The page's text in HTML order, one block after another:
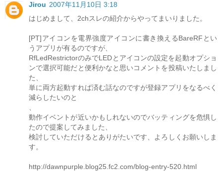
Jirou 2007年11月10日 3:18
はじめまして、2chスレの紹介からやってまいりました。
[PT]アイコンを電界強度アイコンに書き換えるBareRFとい
うアプリが有るのですが、
RfLedRestrictorのみでLEDとアイコンの設定を起動オプショ
ンで選択可能だと便利かなと思いコメントを投稿いたしまし
た、
単に両方起動すれば済む話なのですが登録アプリをなるべく
減らしたいのと
動作イベントが近いかもしれないのでバッティングを危惧し
たので提案してみました、
検討していただけるとありがたいです、よろしくお願いしま
す。
http://dawnpurple.blog25.fc2.com/blog-entry-520.html